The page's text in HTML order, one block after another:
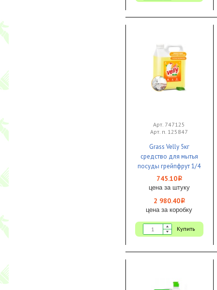
Арт. 747125
Арт. п. 125847
Grass Velly 5кг
средство для мытья
посуды грейпфрут 1/4
ЧЗ
745.10i
цена за штуку
2 980.40i
цена за коробку
Купить